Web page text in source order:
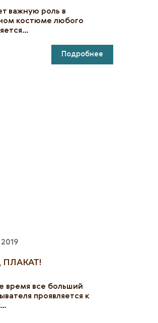
важную роль в
костюме любого
Подробнее
время все больший
проявляется к